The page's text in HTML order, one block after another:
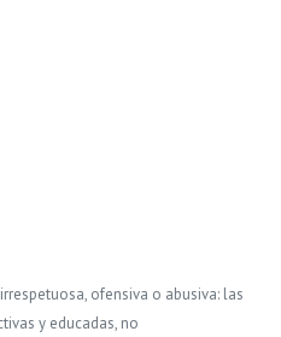
ofensiva o abusiva: las
y educadas, no